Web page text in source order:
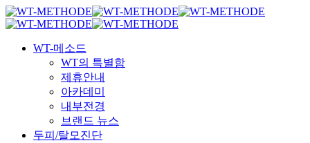
국내 최초 두피케어 브랜드
국내 최초 두피케어 브랜드
Skip
to
content
Menu
WT-메소드
WT의 특별함
제휴안내
아카데미
내부전경
브랜드 뉴스
두피/탈모진단